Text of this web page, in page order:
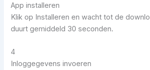
App installeren
Klik op Installeren en wacht tot de
duurt gemiddeld 30 seconden.
4
Inloggegevens invoeren